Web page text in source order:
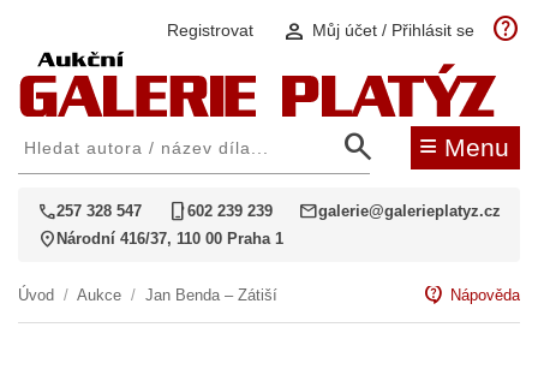
Registrovat person Můj účet / Přihlásit se help
search ≡ Menu
call257 328 547 phone_iphone602 239 239 mailgalerie@galerieplatyz.cz
location_on Národní 416/37, 110 00 Praha 1
Úvod / Aukce / Jan Benda – Zátiší contact_support Nápověda